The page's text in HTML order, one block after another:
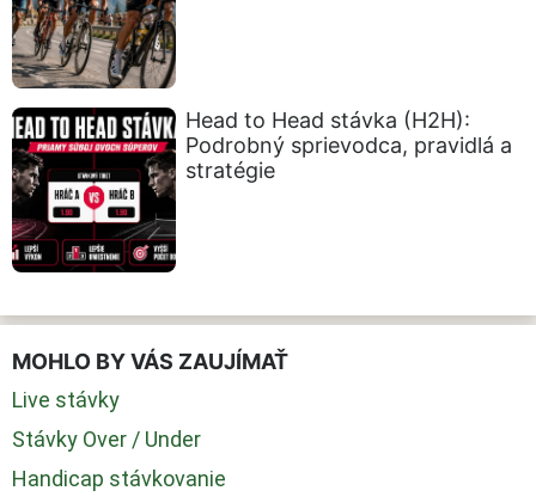
Head to Head stávka (H2H):
Podrobný sprievodca, pravidlá a
stratégie
MOHLO BY VÁS ZAUJÍMAŤ
Live stávky
Stávky Over / Under
Handicap stávkovanie